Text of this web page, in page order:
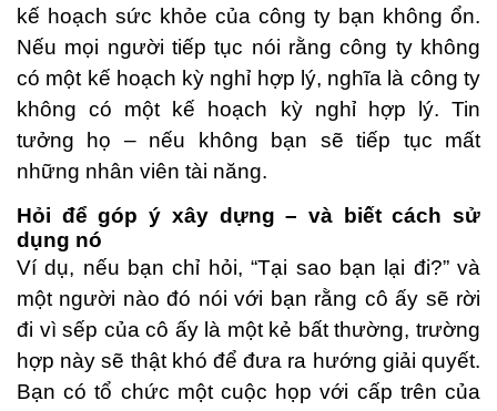
kế hoạch sức khỏe của công ty bạn không ổn.
Nếu mọi người tiếp tục nói rằng công ty không
có một kế hoạch kỳ nghỉ hợp lý, nghĩa là công ty
không có một kế hoạch kỳ nghỉ hợp lý. Tin
tưởng họ – nếu không bạn sẽ tiếp tục mất
những nhân viên tài năng.
Hỏi để góp ý xây dựng – và biết cách sử
dụng nó
Ví dụ, nếu bạn chỉ hỏi, “Tại sao bạn lại đi?” và
một người nào đó nói với bạn rằng cô ấy sẽ rời
đi vì sếp của cô ấy là một kẻ bất thường, trường
hợp này sẽ thật khó để đưa ra hướng giải quyết.
Bạn có tổ chức một cuộc họp với cấp trên của